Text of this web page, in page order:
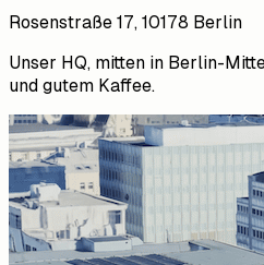
Rosenstraße 17, 10178 Berlin
Unser HQ, mitten in Berlin-
und gutem Kaffee.